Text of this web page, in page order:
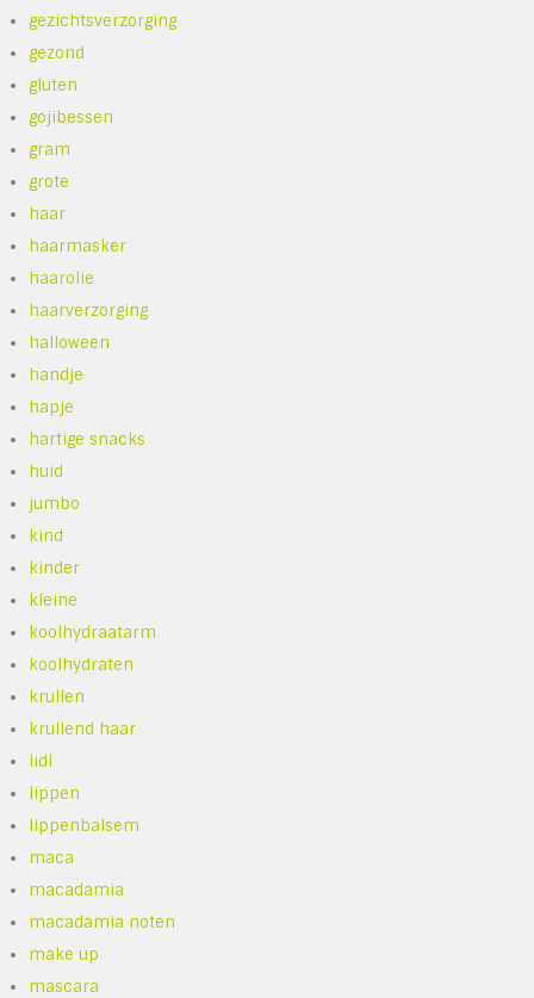
gezichtsverzorging
gezond
gluten
gojibessen
gram
grote
haar
haarmasker
haarolie
haarverzorging
halloween
handje
hapje
hartige snacks
huid
jumbo
kind
kinder
kleine
koolhydraatarm
koolhydraten
krullen
krullend haar
lidl
lippen
lippenbalsem
maca
macadamia
macadamia noten
make up
mascara